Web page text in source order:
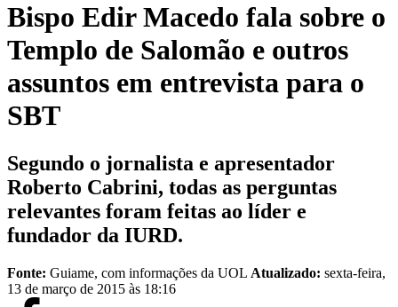
Bispo Edir Macedo fala sobre o
Templo de Salomão e outros
assuntos em entrevista para o
SBT
Segundo o jornalista e apresentador
Roberto Cabrini, todas as perguntas
relevantes foram feitas ao líder e
fundador da IURD.
Fonte: Guiame, com informações da UOL Atualizado: sexta-feira,
13 de março de 2015 às 18:16